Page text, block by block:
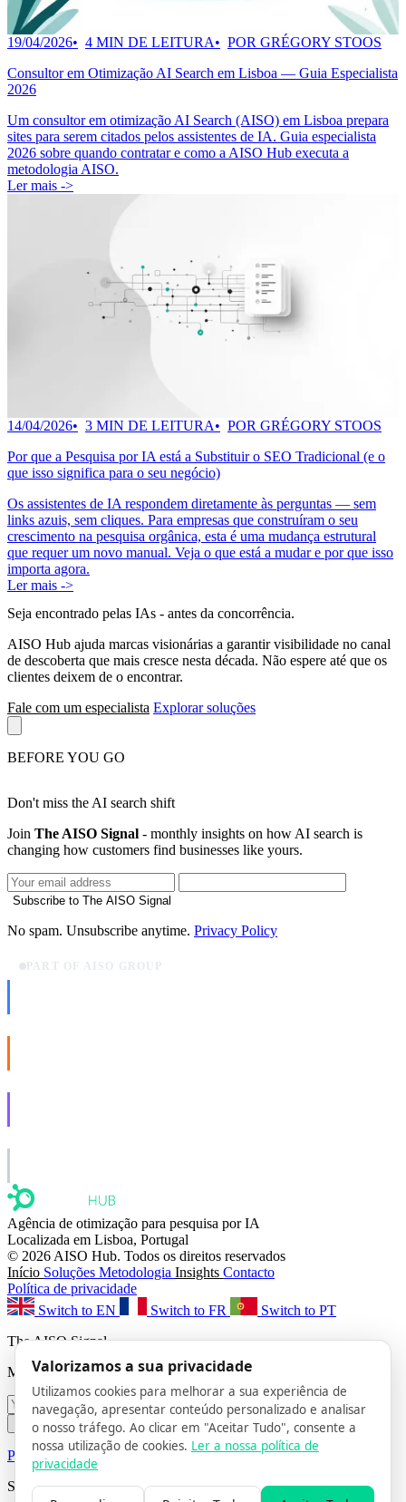
19/04/2026 4 MIN DE LEITURA
POR GRÉGORY STOOS
Consultor em Otimização AI Search em Lisboa — Guia Especialista
2026
Um consultor em otimização AI Search (AISO) em Lisboa prepara
sites para serem citados pelos assistentes de IA. Guia especialista
2026 sobre quando contratar e como a AISO Hub executa a
metodologia AISO.
Ler mais ->
14/04/2026 3 MIN DE LEITURA
POR GRÉGORY STOOS
Por que a Pesquisa por IA está a Substituir o SEO Tradicional (e o
que isso significa para o seu negócio)
Os assistentes de IA respondem diretamente às perguntas — sem
links azuis, sem cliques. Para empresas que construíram o seu
crescimento na pesquisa orgânica, esta é uma mudança estrutural
que requer um novo manual. Veja o que está a mudar e por que isso
importa agora.
Ler mais ->
Seja encontrado pelas IAs - antes da concorrência.
AISO Hub ajuda marcas visionárias a garantir visibilidade no canal
de descoberta que mais cresce nesta década. Não espere até que os
clientes deixem de o encontrar.
Fale com um especialista Explorar soluções
BEFORE YOU GO
Don't miss the AI search shift
Join The AISO Signal - monthly insights on how AI search is
changing how customers find businesses like yours.
Subscribe to The AISO Signal
No spam. Unsubscribe anytime. Privacy Policy
PART OF AISO GROUP
Agência de otimização para pesquisa por IA
Localizada em Lisboa, Portugal
© 2026 AISO Hub. Todos os direitos reservados
Início Soluções Metodologia Insights Contacto
Política de privacidade
Switch to EN
Switch to FR
Switch to PT
The AISO Signal
Monthly AI search insights. No spam.
Subscribe
Privacy Policy· Unsubscribe anytime
Siga-nos
Valorizamos a sua privacidade
Utilizamos cookies para melhorar a sua experiência de
navegação, apresentar conteúdo personalizado e analisar
o nosso tráfego. Ao clicar em "Aceitar Tudo", consente a
nossa utilização de cookies. Ler a nossa política de
privacidade